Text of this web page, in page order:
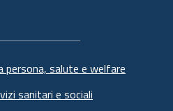
persona, salute e welfare
sanitari e sociali